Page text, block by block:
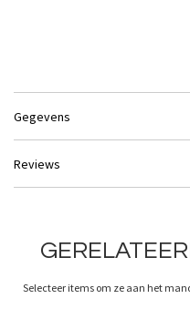
Gegevens
Reviews
Selecteer items om ze aan het